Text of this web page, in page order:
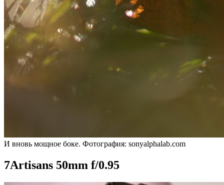
И вновь мощное боке. Фотография: sonyalphalab.com
7Artisans 50mm f/0.95